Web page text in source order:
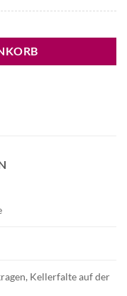
Kellerfalte auf der